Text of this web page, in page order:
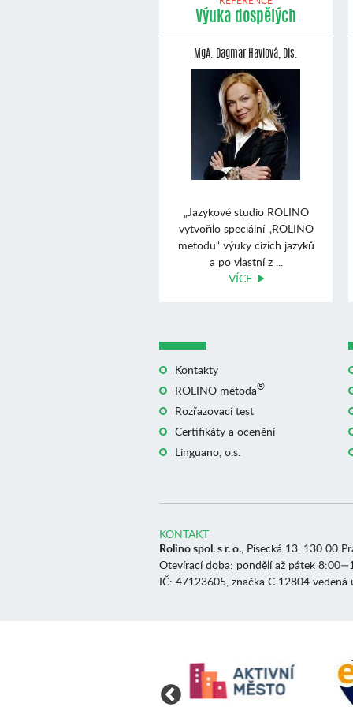
Výuka dospělých
MgA. Dagmar Havlová, Dis.
„Jazykové studio ROLINO
vytvořilo speciální „ROLINO
metodu“ výuky cizích jazyků
a po vlastní z ...
VÍCE
Kontakty
ROLINO metoda®
Rozřazovací test
Certifikáty a ocenění
Linguano, o.s.
KONTAKT
Rolino spol. s r. o., Písecká 13, 130 00
Otevírací doba: pondělí až pátek
IČ: 47123605, značka C 12804